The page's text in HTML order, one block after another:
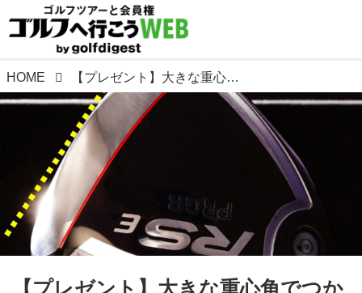
HOME 【プレゼント】大きな重心角でつかまった球が打てる。プロギア「RS E ドライバー」を2名に!